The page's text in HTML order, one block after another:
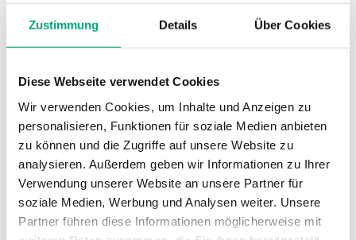
Zustimmung Details Über Cookies
Diese Webseite verwendet Cookies
Wir verwenden Cookies, um Inhalte und Anzeigen zu
personalisieren, Funktionen für soziale Medien anbieten
zu können und die Zugriffe auf unsere Website zu
analysieren. Außerdem geben wir Informationen zu Ihrer
Verwendung unserer Website an unsere Partner für
soziale Medien, Werbung und Analysen weiter. Unsere
Partner führen diese Informationen möglicherweise mit
Kvs 1.6 m³/h
Max. Differenzdruck
Anschluss G 1/2"
Medientemperatur 1…110 °C
Ventiltyp 2-Wege